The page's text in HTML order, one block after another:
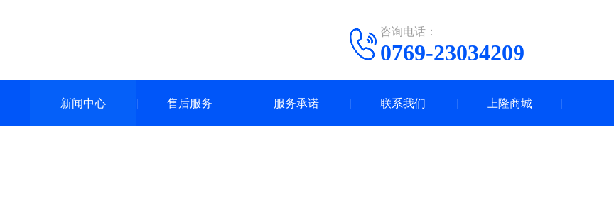
咨询电话：
0769-23034209
新闻中心 售后服务 服务承诺 联系我们 上隆商城